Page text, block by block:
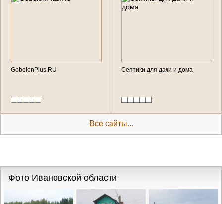
GobelenPlus.RU Септики для дачи и дома
Все сайты...
Фото Ивановской области